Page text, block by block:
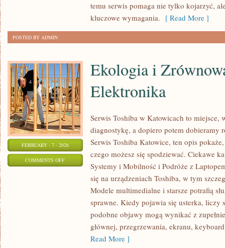
temu serwis pomaga nie tylko kojarzyć,
kluczowe wymagania. [ Read More ]
POSTED BY ADMIN
FEBRUARY - 7 - 2026
COMMENTS OFFON
Ekologia i
Elektronika
Serwis Toshiba w Katowicach to miejsce,
diagnostykę, a dopiero potem dobieramy
Serwis Toshiba Katowice, ten opis
czego możesz się spodziewać. Ciekawe
Systemy i Mobilność i Podróże z
się na urządzeniach Toshiba, w tym
Modele multimedialne i starsze potrafią
sprawne. Kiedy pojawia się usterka, liczy
podobne objawy mogą wynikać z
głównej, przegrzewania, ekranu,
Read More ]